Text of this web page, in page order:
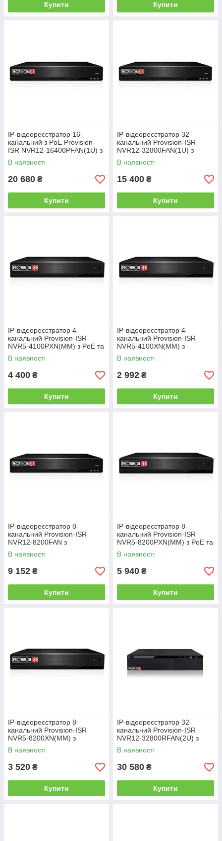
Купити Купити
IP-відеореєстратор 16-
канальний з PoE Provision-
ISR NVR12-16400PFAN(1U) з
розпізнаванням облич для
систем відеоспостереження
В наявності
20 680 ₴
Купити
IP-відеореєстратор 32-
канальний Provision-ISR
NVR12-32800FAN(1U) з
розпізнаванням облич для
систем відеоспостереження
В наявності
15 400 ₴
Купити
IP-відеореєстратор 4-
канальний Provision-ISR
NVR5-4100PXN(MM) з PoE та
відеоаналітикою для систем
відеоспостереження
В наявності
4 400 ₴
Купити
IP-відеореєстратор 4-
канальний Provision-ISR
NVR5-4100XN(MM) з
відеоаналітикою для систем
відеоспостереження
В наявності
2 992 ₴
Купити
IP-відеореєстратор 8-
канальний Provision-ISR
NVR12-8200FAN з
розпізнаванням облич для
систем відеоспостереження
В наявності
9 152 ₴
Купити
IP-відеореєстратор 8-
канальний Provision-ISR
NVR5-8200PXN(MM) з PoE та
відеоаналітикою для систем
відеоспостереження
В наявності
5 940 ₴
Купити
IP-відеореєстратор 8-
канальний Provision-ISR
NVR5-8200XN(MM) з
відеоаналітикою для систем
відеоспостереження
В наявності
3 520 ₴
Купити
IP-відеореєстратор 32-
канальний Provision-ISR
NVR12-32800RFAN(2U) з
розпізнаванням облич для
систем відеоспостереження
В наявності
30 580 ₴
Купити